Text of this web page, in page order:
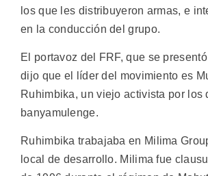
los que les distribuyeron armas, e
en la conducción del grupo.
El portavoz del FRF, que se
dijo que el líder del movimiento es
Ruhimbika, un viejo activista por los
banyamulenge.
Ruhimbika trabajaba en Milima
local de desarrollo. Milima fue